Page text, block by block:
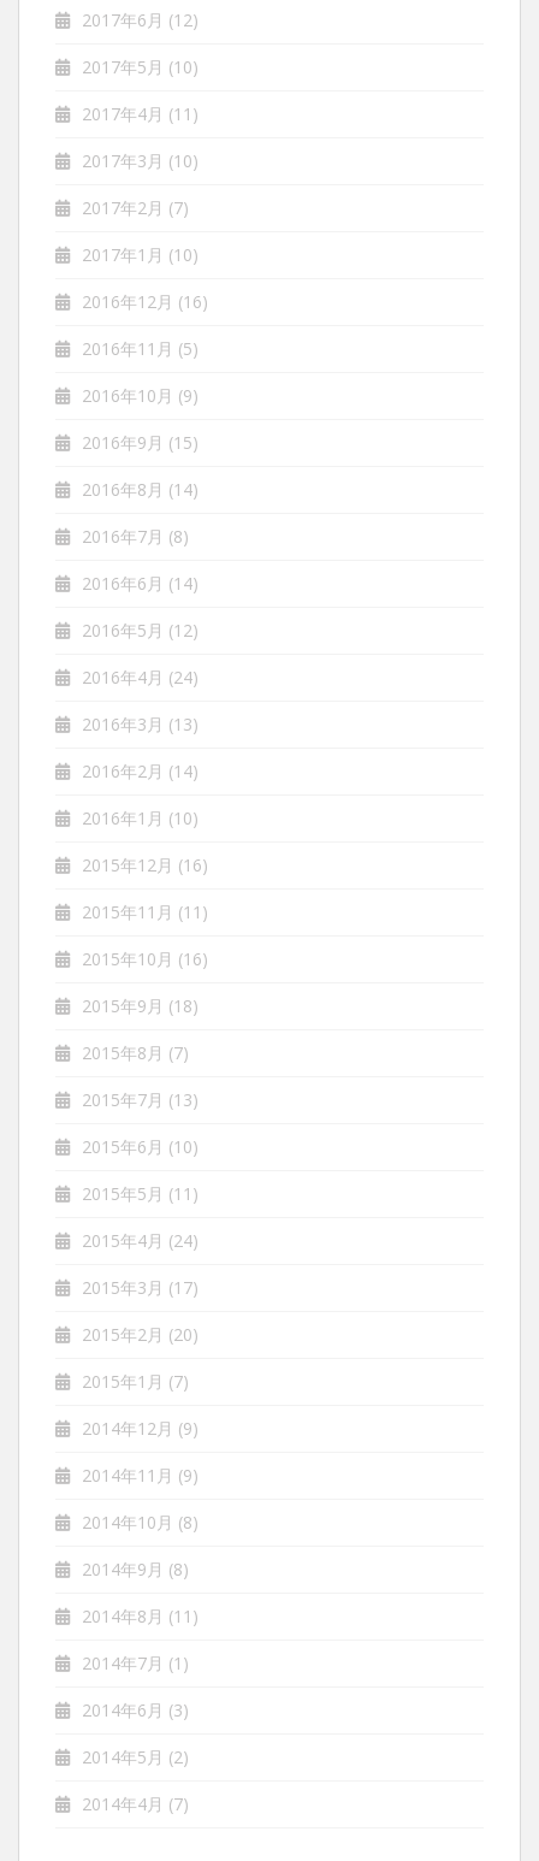
2017年6月 (12)
2017年5月 (10)
2017年4月 (11)
2017年3月 (10)
2017年2月 (7)
2017年1月 (10)
2016年12月 (16)
2016年11月 (5)
2016年10月 (9)
2016年9月 (15)
2016年8月 (14)
2016年7月 (8)
2016年6月 (14)
2016年5月 (12)
2016年4月 (24)
2016年3月 (13)
2016年2月 (14)
2016年1月 (10)
2015年12月 (16)
2015年11月 (11)
2015年10月 (16)
2015年9月 (18)
2015年8月 (7)
2015年7月 (13)
2015年6月 (10)
2015年5月 (11)
2015年4月 (24)
2015年3月 (17)
2015年2月 (20)
2015年1月 (7)
2014年12月 (9)
2014年11月 (9)
2014年10月 (8)
2014年9月 (8)
2014年8月 (11)
2014年7月 (1)
2014年6月 (3)
2014年5月 (2)
2014年4月 (7)